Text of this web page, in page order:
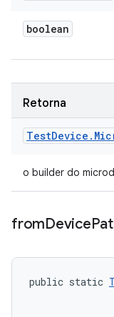
boolean
Retorna
TestDevice .
o builder do
fromDevice
public static